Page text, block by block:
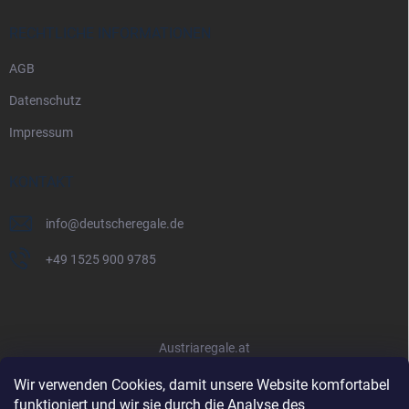
Wir verwenden Cookies, damit unsere Website komfortabel
funktioniert und wir sie durch die Analyse des
RECHTLICHE INFORMATIONEN
AGB
Datenschutz
Impressum
KONTAKT
info@deutscheregale.de
+49 1525 900 9785
Austriaregale.at